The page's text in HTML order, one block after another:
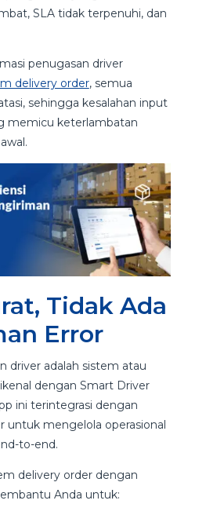
SLA tidak terpenuhi, dan
penugasan driver
delivery order, semua
sehingga kesalahan input
memicu keterlambatan
Tidak Ada
Error
driver adalah sistem atau
dengan Smart Driver
ini terintegrasi dengan
untuk mengelola operasional
to-end.
delivery order dengan
Anda untuk: